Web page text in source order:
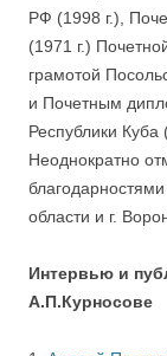
РФ (1998 г.),
(1971 г.)
грамотой
и Почетным
Республики Куба
Неоднократно
области и г.
Интервью и
А.П.Курносове